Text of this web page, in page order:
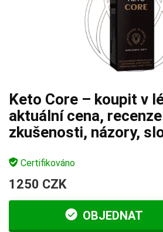
Keto Core – koupit v
aktuální cena,
zkušenosti, názory,
Certifikováno
1250 CZK
OBJEDNAT